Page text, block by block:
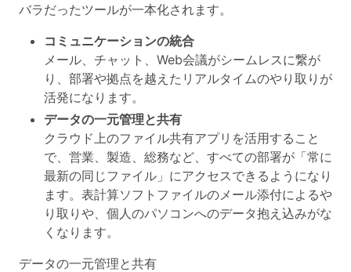
バラだったツールが一本化されます。
コミュニケーションの統合
メール、チャット、Web会議がシームレスに繋が
り、部署や拠点を越えたリアルタイムのやり取りが
活発になります。
データの一元管理と共有
クラウド上のファイル共有アプリを活用すること
で、営業、製造、総務など、すべての部署が「常に
最新の同じファイル」にアクセスできるようになり
ます。表計算ソフトファイルのメール添付によるや
り取りや、個人のパソコンへのデータ抱え込みがな
くなります。
データの一元管理と共有